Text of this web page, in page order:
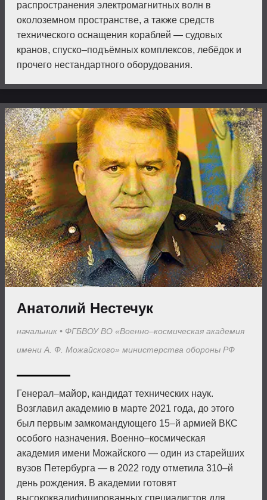
распространения электромагнитных волн в
околоземном пространстве, а также средств
техниче­ского оснащения кораблей — судовых
кранов, спуско–подъёмных комплексов, лебёдок и
прочего нестандартного оборудования.
Анатолий Нестечук
начальник • ФГБВОУ ВО «Военно–космическая академия
имени А. Ф. Можайского» министерства обороны РФ
Генерал–майор, кандидат технических наук.
Возглавил академию в марте 2021 года, до этого
был первым зам­командующего 15–й армией ВКС
особого назначения. Военно–космическая
академия имени Можайского — один из старейших
вузов Петербурга — в 2022 году отметила 310–й
день рождения. В академии готовят